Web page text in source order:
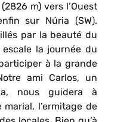
m) vers l’Ouest
sur Núria (SW).
par la beauté du
la journée du
à la grande
ami Carlos, un
nous guidera à
l’ermitage de